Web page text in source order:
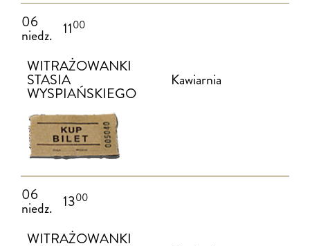
06
niedz. 1100
WITRAŻOWANKI
STASIA
WYSPIAŃSKIEGO
Kawiarnia
06
niedz. 1300
WITRAŻOWANKI